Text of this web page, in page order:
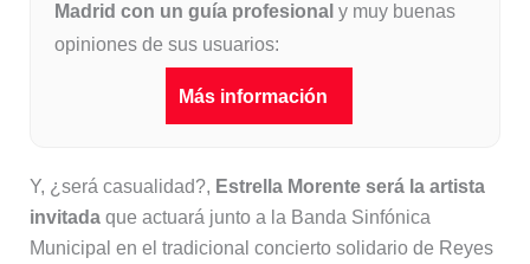
Madrid con un guía profesional y muy buenas
opiniones de sus usuarios:
Más información
Y, ¿será casualidad?, Estrella Morente será la artista
invitadaque actuará junto a la Banda Sinfónica
Municipal en el tradicional concierto solidario de Reyes